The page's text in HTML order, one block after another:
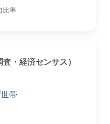
比率
・経済センサス）
世帯